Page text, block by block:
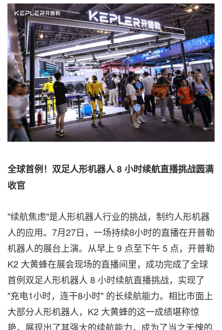
全球首例！双足人形机器人8小时续航直播挑战圆满
收官
"续航焦虑"是人形机器人行业的挑战，制约人形机器
人的应用。7月27日，一场持续8小时的直播在开普勒
机器人的展台上演。从早上 9 点至下午 5 点，开普勒
K2 大黄蜂在展会现场的直播间里，成功完成了全球
首例双足人形机器人 8 小时续航直播挑战，实现了
"充电1小时，连干8小时" 的长续航能力。相比市面上
大部分人形机器人，K2 大黄蜂的这一成绩堪称惊
艳，展现出了其强大的续航能力，成为了当之无愧的